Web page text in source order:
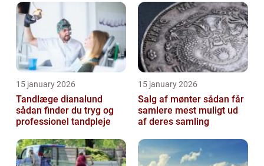
15 january 2026
Tandlæge dianalund
sådan finder du tryg og
professionel tandpleje
15 january 2026
Salg af mønter sådan får
samlere mest muligt ud
af deres samling